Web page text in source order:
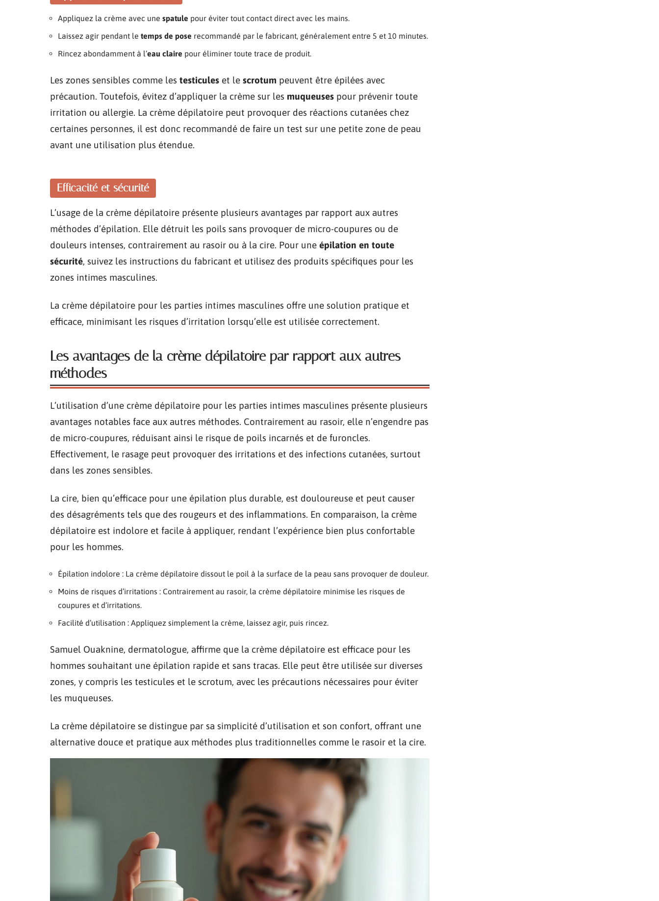
Appliquez la crème avec une spatule pour éviter tout contact direct avec les mains.
Laissez agir pendant le temps de pose recommandé par le fabricant, généralement entre 5 et 10 minutes.
Rincez abondamment à l’eau claire pour éliminer toute trace de produit.
Les zones sensibles comme les testicules et le scrotum peuvent être épilées avec
précaution. Toutefois, évitez d’appliquer la crème sur les muqueuses pour prévenir toute
irritation ou allergie. La crème dépilatoire peut provoquer des réactions cutanées chez
certaines personnes, il est donc recommandé de faire un test sur une petite zone de peau
avant une utilisation plus étendue.
Efficacité et sécurité
L’usage de la crème dépilatoire présente plusieurs avantages par rapport aux autres
méthodes d’épilation. Elle détruit les poils sans provoquer de micro-coupures ou de
douleurs intenses, contrairement au rasoir ou à la cire. Pour une épilation en toute
sécurité, suivez les instructions du fabricant et utilisez des produits spécifiques pour les
zones intimes masculines.
La crème dépilatoire pour les parties intimes masculines offre une solution pratique et
efficace, minimisant les risques d’irritation lorsqu’elle est utilisée correctement.
Les avantages de la crème dépilatoire par rapport aux autres
méthodes
L’utilisation d’une crème dépilatoire pour les parties intimes masculines présente plusieurs
avantages notables face aux autres méthodes. Contrairement au rasoir, elle n’engendre pas
de micro-coupures, réduisant ainsi le risque de poils incarnés et de furoncles.
Effectivement, le rasage peut provoquer des irritations et des infections cutanées, surtout
dans les zones sensibles.
La cire, bien qu’efficace pour une épilation plus durable, est douloureuse et peut causer
des désagréments tels que des rougeurs et des inflammations. En comparaison, la crème
dépilatoire est indolore et facile à appliquer, rendant l’expérience bien plus confortable
pour les hommes.
Épilation indolore : La crème dépilatoire dissout le poil à la surface de la peau sans provoquer de douleur.
Moins de risques d’irritations : Contrairement au rasoir, la crème dépilatoire minimise les risques de
coupures et d’irritations.
Facilité d’utilisation : Appliquez simplement la crème, laissez agir, puis rincez.
Samuel Ouaknine, dermatologue, affirme que la crème dépilatoire est efficace pour les
hommes souhaitant une épilation rapide et sans tracas. Elle peut être utilisée sur diverses
zones, y compris les testicules et le scrotum, avec les précautions nécessaires pour éviter
les muqueuses.
La crème dépilatoire se distingue par sa simplicité d’utilisation et son confort, offrant une
alternative douce et pratique aux méthodes plus traditionnelles comme le rasoir et la cire.